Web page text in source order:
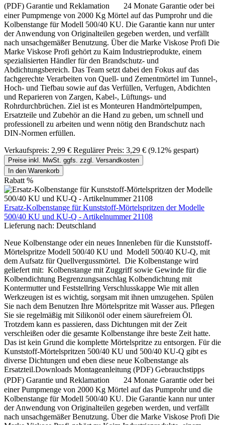
(PDF) Garantie und Reklamation 24 Monate Garantie oder bei
einer Pumpmenge von 2000 Kg Mörtel auf das Pumprohr und die
Kolbenstange für Modell 500/40 KU. Die Garantie kann nur unter
der Anwendung von Originalteilen gegeben werden, und verfällt
nach unsachgemäßer Benutzung. Über die Marke Viskose Profi Die
Marke Viskose Profi gehört zu Kaim Industrieprodukte, einem
spezialisierten Händler für den Brandschutz- und
Abdichtungsbereich. Das Team setzt dabei den Fokus auf das
fachgerechte Verarbeiten von Quell- und Zementmörtel im Tunnel-,
Hoch- und Tiefbau sowie auf das Verfüllen, Verfugen, Abdichten
und Reparieren von Zargen, Kabel-, Lüftungs- und
Rohrdurchbrüchen. Ziel ist es Monteuren Handmörtelpumpen,
Ersatzteile und Zubehör an die Hand zu geben, um schnell und
professionell zu arbeiten und wenn nötig den Brandschutz nach
DIN-Normen erfüllen.
Verkaufspreis: 2,99 € Regulärer Preis: 3,29 € (9.12% gespart)
Preise inkl. MwSt. ggfs. zzgl. Versandkosten
In den Warenkorb
Rabatt %
Ersatz-Kolbenstange für Kunststoff-Mörtelspritzen der Modelle
500/40 KU und KU-Q - Artikelnummer 21108
Lieferung nach: Deutschland
Neue Kolbenstange oder ein neues Innenleben für die Kunststoff-
Mörtelspritze Modell 500/40 KU und Modell 500/40 KU-Q, mit
dem Aufsatz für Quellvergussmörtel. Die Kolbenstange wird
geliefert mit: Kolbenstange mit Zuggriff sowie Gewinde für die
Kolbendichtung Begrenzungsanschlag Kolbendichtung mit
Kontermutter und Feststellring Verschlusskappe Wie mit allen
Werkzeugen ist es wichtig, sorgsam mit ihnen umzugehen. Spülen
Sie nach dem Benutzen Ihre Mörtelspritze mit Wasser aus. Pflegen
Sie sie regelmäßig mit Silikonöl oder einem säurefreiem Öl.
Trotzdem kann es passieren, dass Dichtungen mit der Zeit
verschleißen oder die gesamte Kolbenstange ihre beste Zeit hatte.
Das ist kein Grund die komplette Mörtelspritze zu entsorgen. Für die
Kunststoff-Mörtelspritzen 500/40 KU und 500/40 KU-Q gibt es
diverse Dichtungen und eben diese neue Kolbenstange als
Ersatzteil.Downloads Montageanleitung (PDF) Gebrauchstipps
(PDF) Garantie und Reklamation 24 Monate Garantie oder bei
einer Pumpmenge von 2000 Kg Mörtel auf das Pumprohr und die
Kolbenstange für Modell 500/40 KU. Die Garantie kann nur unter
der Anwendung von Originalteilen gegeben werden, und verfällt
nach unsachgemäßer Benutzung. Über die Marke Viskose Profi Die